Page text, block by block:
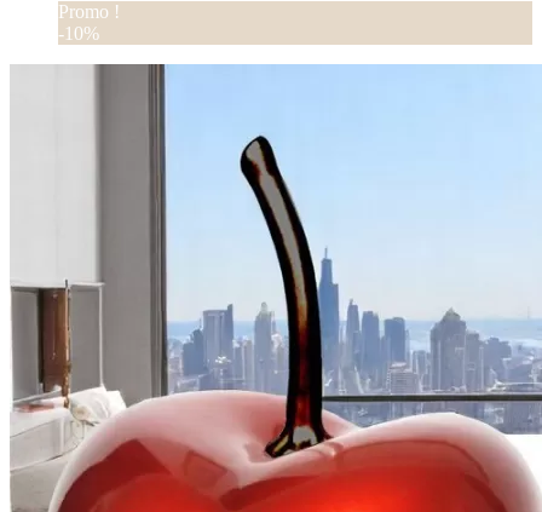
Promo !
-10%